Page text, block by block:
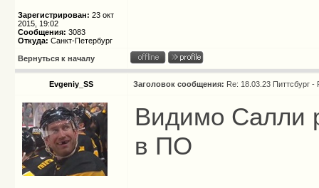
Зарегистрирован: 23 окт
2015, 19:02
Сообщения: 3083
Откуда: Санкт-Петербург
Вернуться к началу
Evgeniy_SS Заголовок сообщения: Re: 18.03.23 Питтсбург -
Видимо Салли
в ПО